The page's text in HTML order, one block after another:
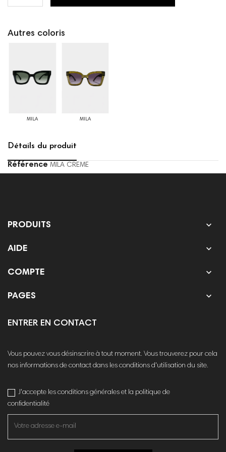
Autres coloris
MILA MILA
Détails du produit
Référence MILA CREME
PRODUITS 
AIDE 
COMPTE 
PAGES 
ENTRER EN CONTACT
Vous pouvez vous désinscrire à tout moment. Vous trouverez pour cela
nos informations de contact dans les conditions d'utilisation du site.
J'accepte les conditions générales et la politique de
confidentialité